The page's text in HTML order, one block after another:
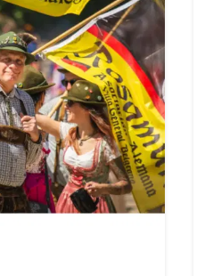
11/27/2025
AlquilerArgentina.com
hito: primera…
AlquilerArgentina.com, la
reservas online de alojamientos
en el país, anuncia con orgullo
inédita: somos…